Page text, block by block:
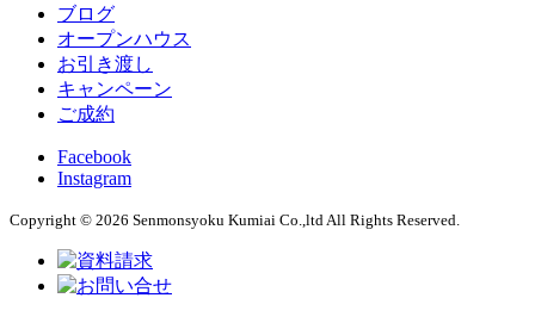
ブログ
オープンハウス
お引き渡し
キャンペーン
ご成約
Facebook
Instagram
Copyright © 2026 Senmonsyoku Kumiai Co.,ltd All Rights Reserved.